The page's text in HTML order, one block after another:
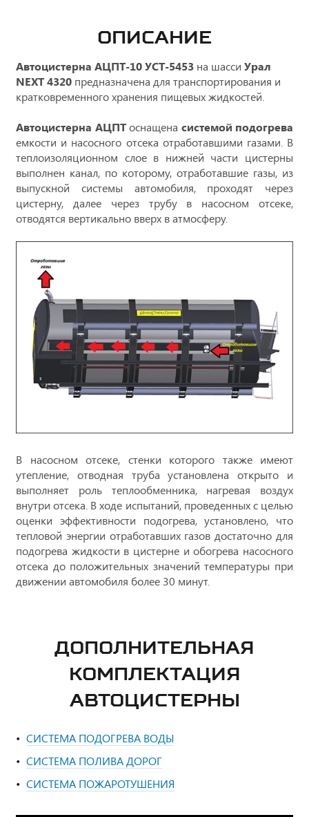
ОПИСАНИЕ
Автоцистерна АЦПТ-10 УСТ-5453 на шасси Урал
NEXT 4320 предназначена для транспортирования и
кратковременного хранения пищевых жидкостей.
Автоцистерна АЦПТоснащена системой подогрева
емкости и насосного отсека отработавшими газами. В
теплоизоляционном слое в нижней части цистерны
выполнен канал, по которому, отработавшие газы, из
выпускной системы автомобиля, проходят через
цистерну, далее через трубу в насосном отсеке,
отводятся вертикально вверх в атмосферу.
В насосном отсеке, стенки которого также имеют
утепление, отводная труба установлена открыто и
выполняет роль теплообменника, нагревая воздух
внутри отсека. В ходе испытаний, проведенных с целью
оценки эффективности подогрева, установлено, что
тепловой энергии отработавших газов достаточно для
подогрева жидкости в цистерне и обогрева насосного
отсека до положительных значений температуры при
движении автомобиля более 30 минут.
ДОПОЛНИТЕЛЬНАЯ
КОМПЛЕКТАЦИЯ
АВТОЦИСТЕРНЫ
СИСТЕМА ПОДОГРЕВА ВОДЫ
СИСТЕМА ПОЛИВА ДОРОГ
СИСТЕМА ПОЖАРОТУШЕНИЯ